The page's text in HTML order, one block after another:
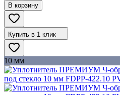
В корзину
Купить в 1 клик
10 мм